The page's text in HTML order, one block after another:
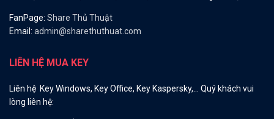
FanPage: Share Thủ Thuật
Email: admin@sharethuthuat.com
LIÊN HỆ MUA KEY
Liên hệ Key Windows, Key Office, Key Kaspersky,… Quý khách vui
lòng liên hệ: